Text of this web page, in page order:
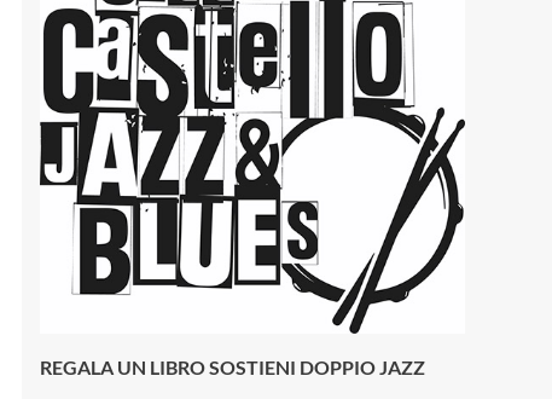
REGALA UN LIBRO SOSTIENI DOPPIO JAZZ